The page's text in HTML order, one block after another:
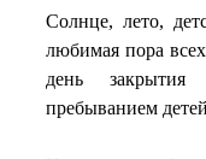
Солнце, лето,
любимая пора
день
пребыванием